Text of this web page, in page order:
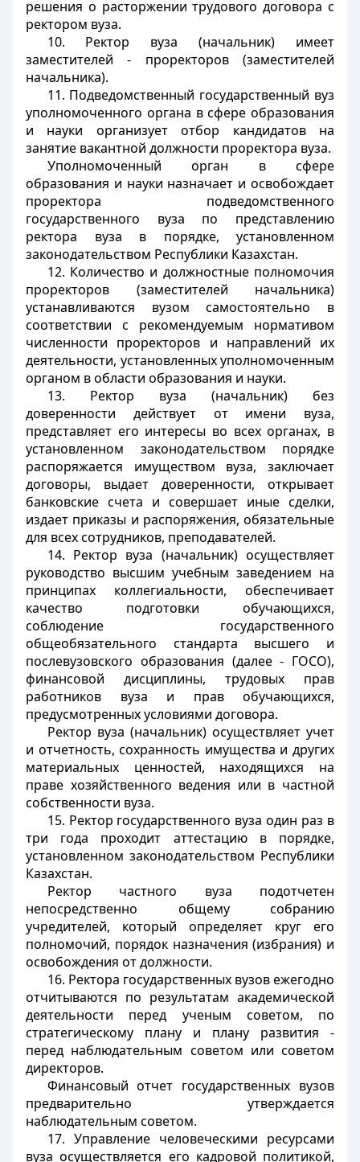
решения о расторжении трудового договора с
ректором вуза.
10. Ректор вуза (начальник) имеет
заместителей - проректоров (заместителей
начальника).
11. Подведомственный государственный вуз
уполномоченного органа в сфере образования
и науки организует отбор кандидатов на
занятие вакантной должности проректора вуза.
Уполномоченный орган в сфере
образования и науки назначает и освобождает
проректора подведомственного
государственного вуза по представлению
ректора вуза в порядке, установленном
законодательством Республики Казахстан.
12. Количество и должностные полномочия
проректоров (заместителей начальника)
устанавливаются вузом самостоятельно в
соответствии с рекомендуемым нормативом
численности проректоров и направлений их
деятельности, установленных уполномоченным
органом в области образования и науки.
13. Ректор вуза (начальник) без
доверенности действует от имени вуза,
представляет его интересы во всех органах, в
установленном законодательством порядке
распоряжается имуществом вуза, заключает
договоры, выдает доверенности, открывает
банковские счета и совершает иные сделки,
издает приказы и распоряжения, обязательные
для всех сотрудников, преподавателей.
14. Ректор вуза (начальник) осуществляет
руководство высшим учебным заведением на
принципах коллегиальности, обеспечивает
качество подготовки обучающихся,
соблюдение государственного
общеобязательного стандарта высшего и
послевузовского образования (далее - ГОСО),
финансовой дисциплины, трудовых прав
работников вуза и прав обучающихся,
предусмотренных условиями договора.
Ректор вуза (начальник) осуществляет учет
и отчетность, сохранность имущества и других
материальных ценностей, находящихся на
праве хозяйственного ведения или в частной
собственности вуза.
15. Ректор государственного вуза один раз в
три года проходит аттестацию в порядке,
установленном законодательством Республики
Казахстан.
Ректор частного вуза подотчетен
непосредственно общему собранию
учредителей, который определяет круг его
полномочий, порядок назначения (избрания) и
освобождения от должности.
16. Ректора государственных вузов ежегодно
отчитываются по результатам академической
деятельности перед ученым советом, по
стратегическому плану и плану развития -
перед наблюдательным советом или советом
директоров.
Финансовый отчет государственных вузов
предварительно утверждается
наблюдательным советом.
17. Управление человеческими ресурсами
вуза осуществляется его кадровой политикой,